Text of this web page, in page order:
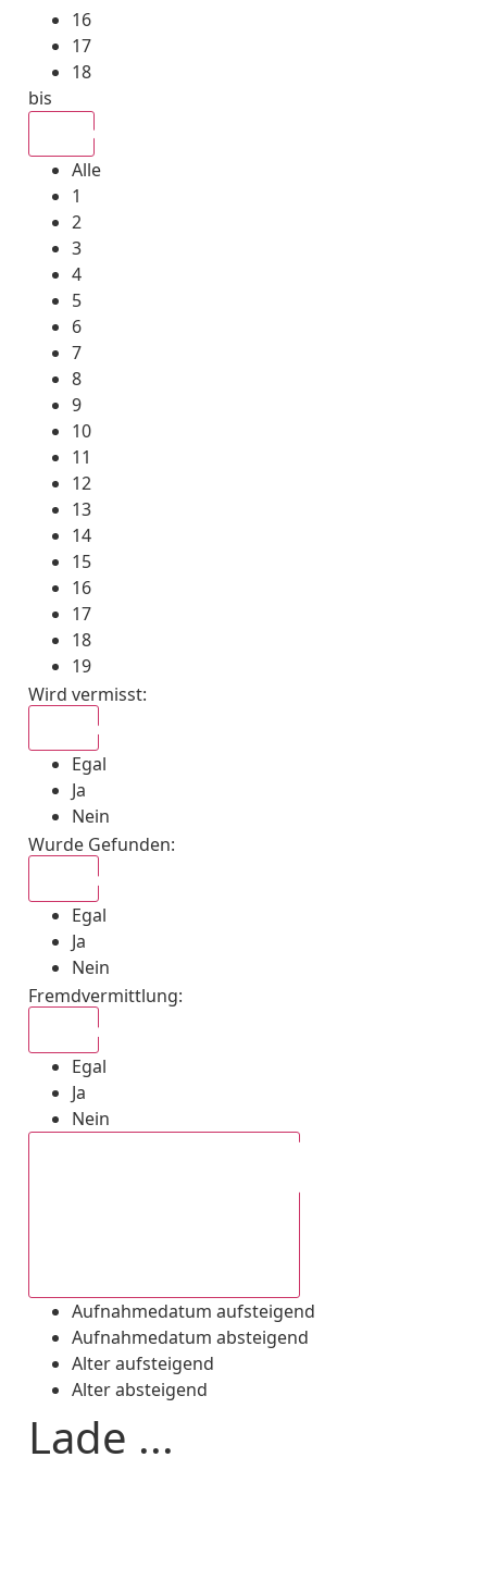
16
17
18
bis
Alle
1
2
3
4
5
6
7
8
9
10
11
12
13
14
15
16
17
18
19
Wird vermisst:
Egal
Ja
Nein
Wurde Gefunden:
Egal
Ja
Nein
Fremdvermittlung:
Egal
Ja
Nein
Aufnahmedatum aufsteigend
Aufnahmedatum absteigend
Alter aufsteigend
Alter absteigend
Lade ...